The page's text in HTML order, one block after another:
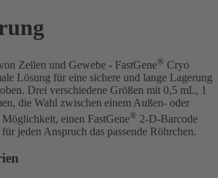
Zellen und Gewebe - FastGene® Cryo
Lösung für eine sichere und lange Lagerung
Drei verschiedene Größen mit 0,5 mL, 1
die Wahl zwischen einem Außen- oder
einen FastGene® 2-D-Barcode
jeden Anspruch das passende Röhrchen.